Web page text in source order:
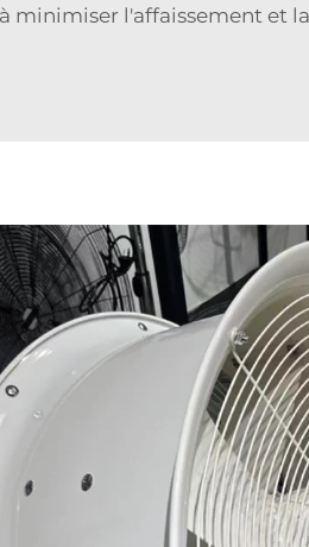
minimiser l'affaissement et